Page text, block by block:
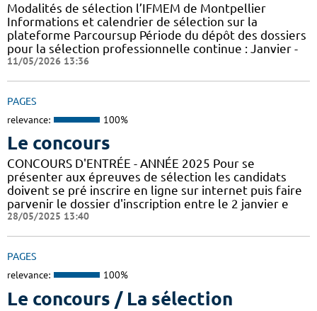
Modalités de sélection l’IFMEM de Montpellier
Informations et calendrier de sélection sur la
plateforme Parcoursup Période du dépôt des dossiers
pour la sélection professionnelle continue : Janvier -
11/05/2026 13:36
PAGES
relevance: 100%
Le concours
CONCOURS D'ENTRÉE - ANNÉE 2025 Pour se
présenter aux épreuves de sélection les candidats
doivent se pré inscrire en ligne sur internet puis faire
parvenir le dossier d'inscription entre le 2 janvier e
28/05/2025 13:40
PAGES
relevance: 100%
Le concours / La sélection